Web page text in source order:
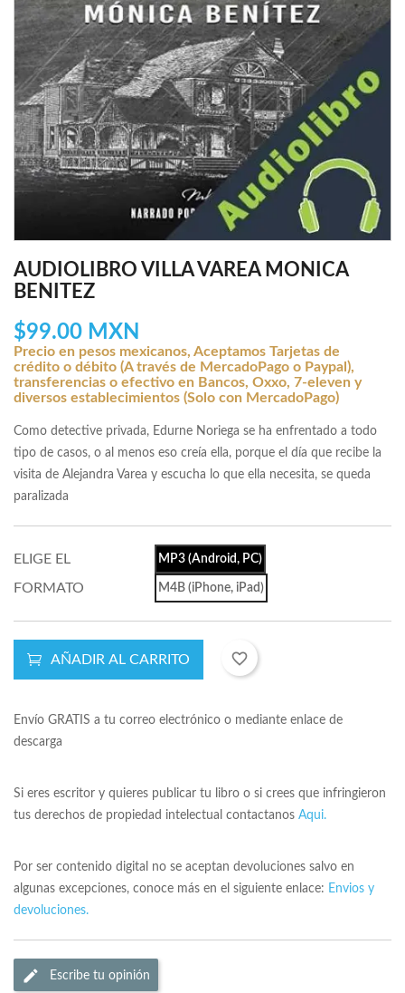
AUDIOLIBRO VILLA VAREA MONICA
BENITEZ
$99.00 MXN
Precio en pesos mexicanos, Aceptamos Tarjetas de
crédito o débito (A través de MercadoPago o Paypal),
transferencias o efectivo en Bancos, Oxxo, 7-eleven y
diversos establecimientos (Solo con MercadoPago)
Como detective privada, Edurne Noriega se ha enfrentado a todo
tipo de casos, o al menos eso creía ella, porque el día que recibe la
visita de Alejandra Varea y escucha lo que ella necesita, se queda
paralizada
ELIGE EL
FORMATO
MP3 (Android, PC)
M4B (iPhone, iPad)
AÑADIR AL CARRITO favorite_border
Envío GRATIS a tu correo electrónico o mediante enlace de
descarga
Si eres escritor y quieres publicar tu libro o si crees que infringieron
tus derechos de propiedad intelectual contactanos Aqui.
Por ser contenido digital no se aceptan devoluciones salvo en
algunas excepciones, conoce más en el siguiente enlace: Envios y
devoluciones.
Escribe tu opinión